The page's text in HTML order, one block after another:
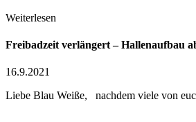
Weiterlesen
Freibadzeit verlängert – Hallenaufbau
16.9.2021
Liebe Blau Weiße, nachdem viele von